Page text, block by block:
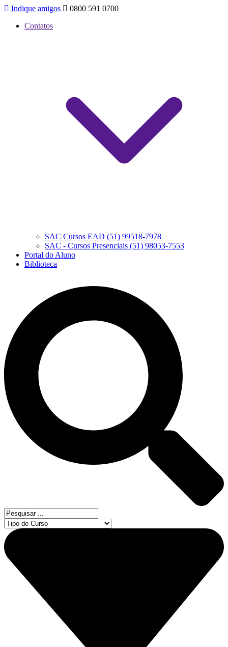
Indique amigos
0800 591 0700
Contatos
SAC Cursos EAD (51) 99518-7978
SAC - Cursos Presenciais (51) 98053-7553
Portal do Aluno
Biblioteca